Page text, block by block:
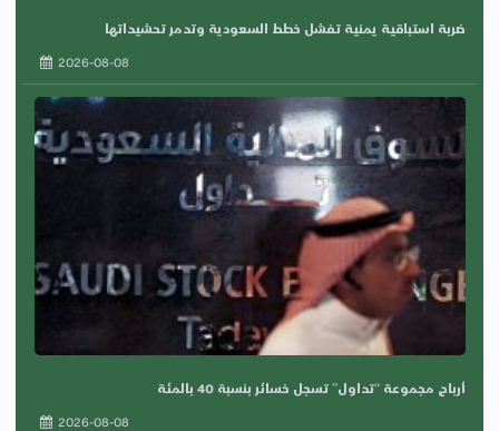
ضربة استباقية يمنية تفشل خطط السعودية وتدمر تحشيداتها
2026-08-08
أرباح مجموعة “تداول” تسجل خسائر بنسبة 40 بالمئة
2026-08-08